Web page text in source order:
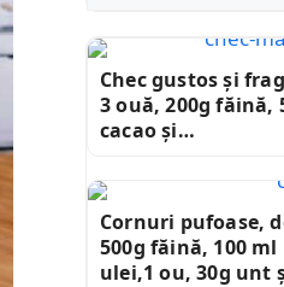
Chec gustos și
3 ouă, 200g
cacao și…
Cornuri pufoase,
500g făină, 100
ulei,1 ou, 30g unt